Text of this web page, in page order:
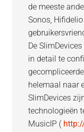
de meeste
Sonos,
De
in detail te
helemaal naar
SlimDevices
technologieën
MusicIP (